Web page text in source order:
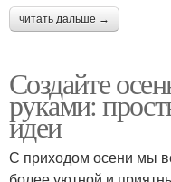
читать дальше →
Создайте
руками:
идеи
С приходом осени мы